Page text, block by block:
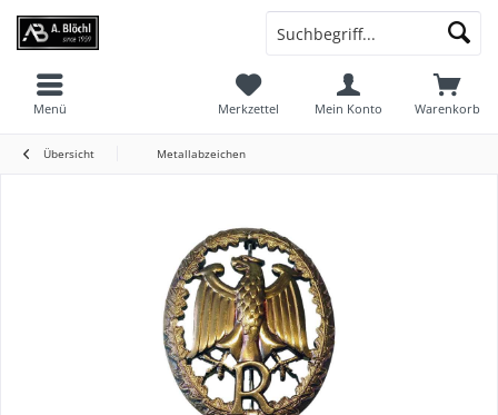
Warenkorb
Merkzettel Mein Konto
Menü
Übersicht Metallabzeichen